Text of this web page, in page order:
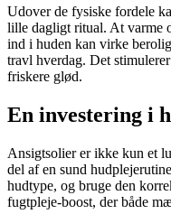
Udover de fysiske fordele
lille dagligt ritual. At varme
ind i huden kan virke
travl hverdag. Det
friskere glød.
En investering i
Ansigtsolier er ikke kun et
del af en sund
hudtype, og bruge den
fugtpleje-boost, der både